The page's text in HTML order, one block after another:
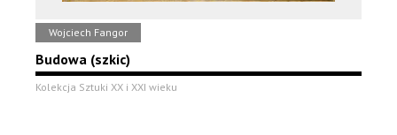
Wojciech Fangor
Budowa (szkic)
Kolekcja Sztuki XX i XXI wieku